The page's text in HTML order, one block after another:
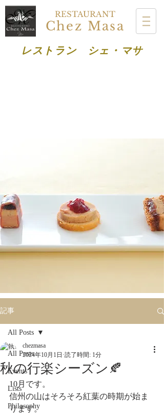
RESTAURANT
Chez Masa
レストラン シェ・マサ
記事
All Posts
Events
Lists
Philosophy
All Posts
秋の行楽シーズン🍂
chezmasa
2024年10月1日 読了時間: 1分
10月です。
信州の山はそろそろ紅葉の時期が始ま
ります。